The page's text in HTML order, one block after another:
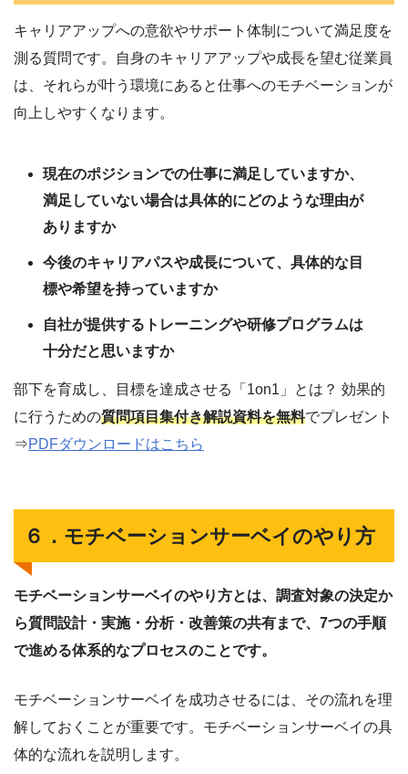
キャリアアップへの意欲やサポート体制について満足度を
測る質問です。自身のキャリアアップや成長を望む従業員
は、それらが叶う環境にあると仕事へのモチベーションが
向上しやすくなります。
現在のポジションでの仕事に満足していますか、
満足していない場合は具体的にどのような理由が
ありますか
今後のキャリアパスや成長について、具体的な目
標や希望を持っていますか
自社が提供するトレーニングや研修プログラムは
十分だと思いますか
部下を育成し、目標を達成させる「1on1」とは？ 効果的
に行うための質問項目集付き解説資料を無料でプレゼント
⇒PDFダウンロードはこちら
６．モチベーションサーベイのやり方
モチベーションサーベイのやり方とは、調査対象の決定か
ら質問設計・実施・分析・改善策の共有まで、7つの手順
で進める体系的なプロセスのことです。
モチベーションサーベイを成功させるには、その流れを理
解しておくことが重要です。モチベーションサーベイの具
体的な流れを説明します。